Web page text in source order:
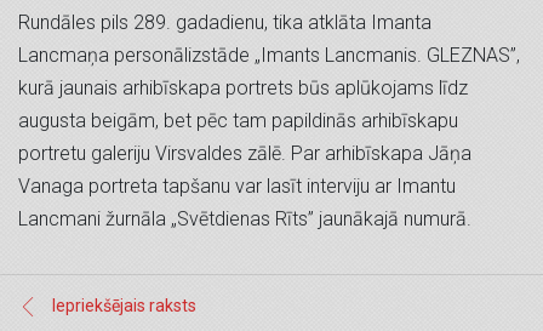
Rundāles pils 289. gadadienu, tika atklāta Imanta
Lancmaņa personālizstāde „Imants Lancmanis. GLEZNAS”,
kurā jaunais arhibīskapa portrets būs aplūkojams līdz
augusta beigām, bet pēc tam papildinās arhibīskapu
portretu galeriju Virsvaldes zālē. Par arhibīskapa Jāņa
Vanaga portreta tapšanu var lasīt interviju ar Imantu
Lancmani žurnāla „Svētdienas Rīts” jaunākajā numurā.
Iepriekšējais raksts